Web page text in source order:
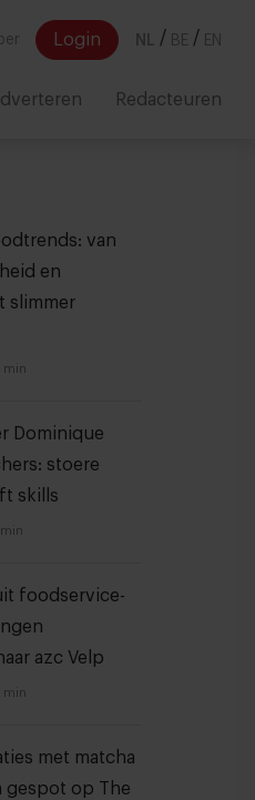
Login NL / BE / EN
Redacteuren
van
en
slimmer
min
Dominique
stoere
skills
foodservice-
azc Velp
min
met matcha
gespot op The